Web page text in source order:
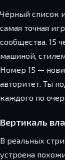
Чёрный список
самая точная
сообщества. 15
машиной,
Номер 15 —
авторитет. Ты
каждого по
Вертикаль
В реальных
устроена